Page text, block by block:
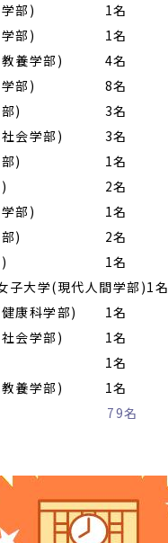
部)
1名
部)
1名
養学部)
4名
部)
8名
)
3名
会学部)
3名
)
1名
2名
部)
1名
)
2名
1名
子大学(現代人間学部)1名
康科学部)
1名
会学部)
1名
1名
養学部)
1名
79名